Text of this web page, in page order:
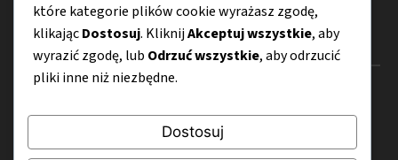
Menu
które kategorie plików cookie wyrażasz zgodę,
klikającDostosuj. KliknijAkceptuj wszystkie, aby
wyrazić zgodę, lub Odrzuć wszystkie, aby odrzucić
pliki inne niż niezbędne.
Dostosuj